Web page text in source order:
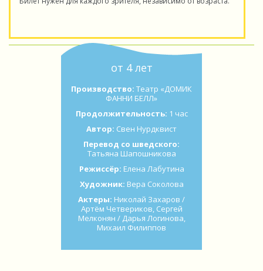
от 4 лет
Производство: Театр «ДОМИК
ФАННИ БЕЛЛ»
Продолжительность: 1 час
Автор: Свен Нурдквист
Перевод со шведского:
Татьяна Шапошникова
Режиссёр: Елена Лабутина
Художник: Вера Соколова
Актеры: Николай Захаров /
Артём Четвериков, Сергей
Мелконян / Дарья Логинова,
Михаил Филиппов